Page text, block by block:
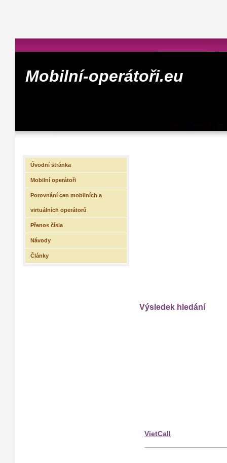
Mobilní-operátoři.eu
Výsledek hledání
VietCall
Úvodní stránka
Mobilní operátoři
Porovnání cen mobilních a
virtuálních operátorů
Přenos čísla
Návody
Články